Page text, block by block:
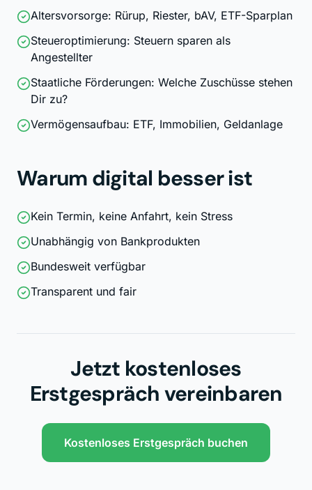
Altersvorsorge: Rürup, Riester, bAV, ETF-Sparplan
Steueroptimierung: Steuern sparen als
Angestellter
Staatliche Förderungen: Welche Zuschüsse stehen
Dir zu?
Vermögensaufbau: ETF, Immobilien, Geldanlage
Warum digital besser ist
Kein Termin, keine Anfahrt, kein Stress
Unabhängig von Bankprodukten
Bundesweit verfügbar
Transparent und fair
Jetzt kostenloses
Erstgespräch vereinbaren
Kostenloses Erstgespräch buchen